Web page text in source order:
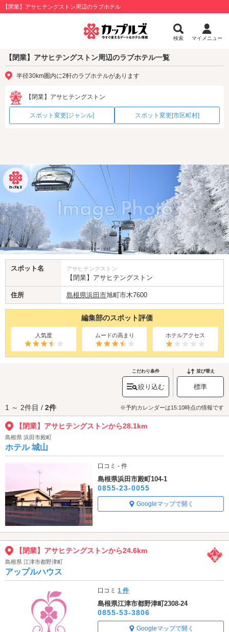
【閉業】アサヒテングストン周辺のラブホテル
検索 マイメニュー
【閉業】アサヒテングストン周辺のラブホテル一覧
半径30km圏内に2軒のラブホテルがあります
【閉業】アサヒテングストン
スポット変更[ジャンル] スポット変更[市区町村]
スポット名 アサヒテングストン
【閉業】アサヒテングストン
住所 島根県浜田市旭町市木7600
編集部のスポット評価
人気度 ムードの高まり ホテルアクセス
こだわり条件
絞り込む
並び替え
標準
1 ～ 2件目 / 2件 ※予約カレンダーは15:10時点の情報です
【閉業】アサヒテングストンから28.1km
島根県 浜田市殿町
ホテル 城山
口コミ - 件
島根県浜田市殿町104-1
0855-23-0055
Googleマップで開く
【閉業】アサヒテングストンから24.6km
島根県 江津市都野津町
アップルハウス
口コミ1 件
島根県江津市都野津町2308-24
0855-53-3806
Googleマップで開く